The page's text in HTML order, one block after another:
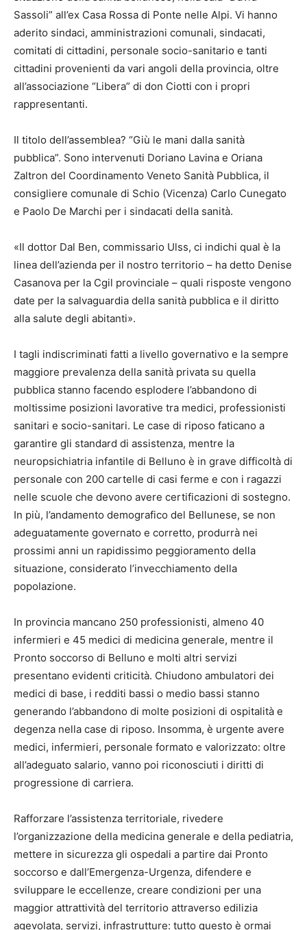
Sassoli” all’ex Casa Rossa di Ponte nelle Alpi. Vi hanno
aderito sindaci, amministrazioni comunali, sindacati,
comitati di cittadini, personale socio-sanitario e tanti
cittadini provenienti da vari angoli della provincia, oltre
all’associazione “Libera” di don Ciotti con i propri
rappresentanti.
Il titolo dell’assemblea? “Giù le mani dalla sanità
pubblica”. Sono intervenuti Doriano Lavina e Oriana
Zaltron del Coordinamento Veneto Sanità Pubblica, il
consigliere comunale di Schio (Vicenza) Carlo Cunegato
e Paolo De Marchi per i sindacati della sanità.
«Il dottor Dal Ben, commissario Ulss, ci indichi qual è la
linea dell’azienda per il nostro territorio – ha detto Denise
Casanova per la Cgil provinciale – quali risposte vengono
date per la salvaguardia della sanità pubblica e il diritto
alla salute degli abitanti».
I tagli indiscriminati fatti a livello governativo e la sempre
maggiore prevalenza della sanità privata su quella
pubblica stanno facendo esplodere l’abbandono di
moltissime posizioni lavorative tra medici, professionisti
sanitari e socio-sanitari. Le case di riposo faticano a
garantire gli standard di assistenza, mentre la
neuropsichiatria infantile di Belluno è in grave difficoltà di
personale con 200 cartelle di casi ferme e con i ragazzi
nelle scuole che devono avere certificazioni di sostegno.
In più, l’andamento demografico del Bellunese, se non
adeguatamente governato e corretto, produrrà nei
prossimi anni un rapidissimo peggioramento della
situazione, considerato l’invecchiamento della
popolazione.
In provincia mancano 250 professionisti, almeno 40
infermieri e 45 medici di medicina generale, mentre il
Pronto soccorso di Belluno e molti altri servizi
presentano evidenti criticità. Chiudono ambulatori dei
medici di base, i redditi bassi o medio bassi stanno
generando l’abbandono di molte posizioni di ospitalità e
degenza nella case di riposo. Insomma, è urgente avere
medici, infermieri, personale formato e valorizzato: oltre
all’adeguato salario, vanno poi riconosciuti i diritti di
progressione di carriera.
Rafforzare l’assistenza territoriale, rivedere
l’organizzazione della medicina generale e della pediatria,
mettere in sicurezza gli ospedali a partire dai Pronto
soccorso e dall’Emergenza-Urgenza, difendere e
sviluppare le eccellenze, creare condizioni per una
maggior attrattività del territorio attraverso edilizia
agevolata, servizi, infrastrutture: tutto questo è ormai